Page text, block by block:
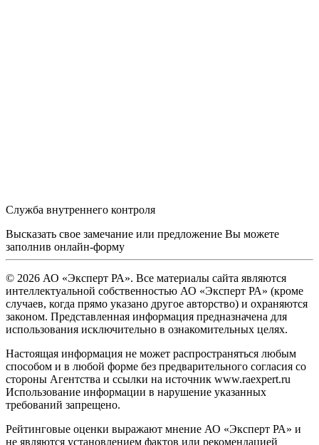
Служба внутреннего контроля
Высказать свое замечание или предложение Вы можете
заполнив онлайн-форму
© 2026 АО «Эксперт РА». Все материалы сайта являются
интеллектуальной собственностью АО «Эксперт РА» (кроме
случаев, когда прямо указано другое авторство) и охраняются
законом. Представленная информация предназначена для
использования исключительно в ознакомительных целях.
Настоящая информация не может распространяться любым
способом и в любой форме без предварительного согласия со
стороны Агентства и ссылки на источник www.raexpert.ru
Использование информации в нарушение указанных
требований запрещено.
Рейтинговые оценки выражают мнение АО «Эксперт РА» и
не являются установлением фактов или рекомендацией